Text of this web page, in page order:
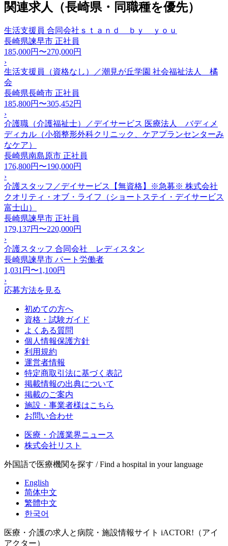
関連求人（長崎県・同職種を優先）
生活支援員 合同会社ｓｔａｎｄ ｂｙ ｙｏｕ
長崎県諫早市 正社員
185,000円〜270,000円
›
生活支援員（資格なし）／潮見が丘学園 社会福祉法人 橘
会
長崎県長崎市 正社員
185,800円〜305,452円
›
介護職（介護福祉士）／デイサービス 医療法人 バディメ
ディカル（小嶺整形外科クリニック、ケアプランセンターみ
なケア）
長崎県南島原市 正社員
176,800円〜190,000円
›
介護スタッフ／デイサービス【無資格】※急募※ 株式会社
クオリティ・オブ・ライフ（ショートステイ・デイサービス
富士山）
長崎県諫早市 正社員
179,137円〜220,000円
›
介護スタッフ 合同会社 レディスタン
長崎県諫早市 パート労働者
1,031円〜1,100円
›
応募方法を見る
初めての方へ
資格・試験ガイド
よくある質問
個人情報保護方針
利用規約
運営者情報
特定商取引法に基づく表記
掲載情報の出典について
掲載のご案内
施設・事業者様はこちら
お問い合わせ
医療・介護業界ニュース
株式会社リスト
外国語で医療機関を探す / Find a hospital in your language
English
简体中文
繁體中文
한국어
医療・介護の求人と病院・施設情報サイト iACTOR!（アイ
アクター）